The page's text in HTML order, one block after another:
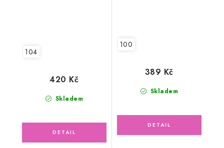
104
Skladem
420 Kč
100
Skladem
389 Kč